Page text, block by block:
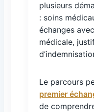
plusieurs
: soins
échanges
médicale,
Le parcours
premier
de